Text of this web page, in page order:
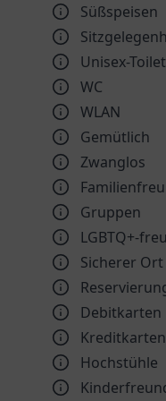
Süßspeisen
Unisex-
WC
WLAN
Gemütlich
Zwanglos
Gruppen
LGBTQ+-
Sicherer
Debitkarten
Kreditkarten
Hochstühle